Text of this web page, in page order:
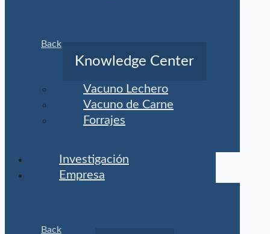
Back
Knowledge Center
Vacuno Lechero
Vacuno de Carne
Forrajes
Investigación
Empresa
Back